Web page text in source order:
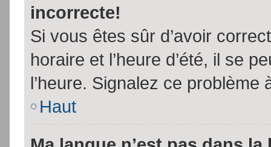
incorrecte!
Si vous êtes sûr d’avoir
horaire et l’heure d’été, il se
l’heure. Signalez ce problème
Haut